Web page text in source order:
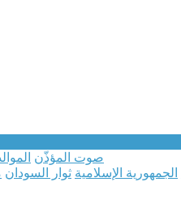
صوت المؤذّن
الجمهورية الإسلامية ثوار السودان